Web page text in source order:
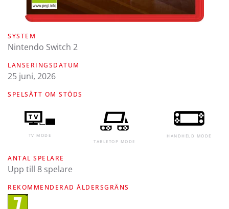
SYSTEM
Nintendo Switch 2
LANSERINGSDATUM
25 juni, 2026
SPELSÄTT OM STÖDS
TV MODE
TABLETOP MODE
HANDHELD MODE
ANTAL SPELARE
Upp till 8 spelare
REKOMMENDERAD ÅLDERSGRÄNS